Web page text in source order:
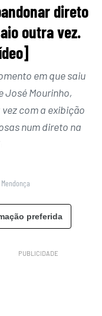
direto
outra vez.
em que saiu
José Mourinho,
com a exibição
num direto na
preferida